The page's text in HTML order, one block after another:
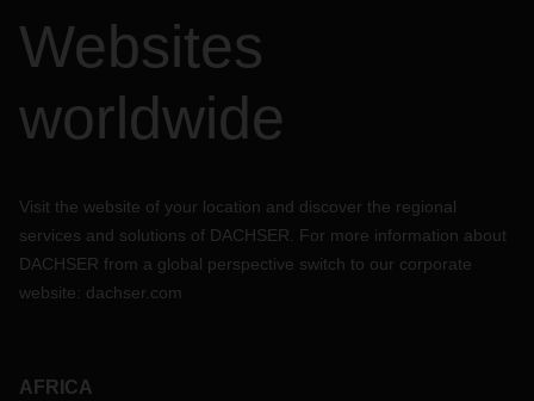
Websites
worldwide
Visit the website of your location and discover the regional
services and solutions of DACHSER. For more information about
DACHSER from a global perspective switch to our corporate
website: dachser.com
AFRICA